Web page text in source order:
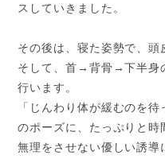
スしていきました。
その後は、寝た姿勢で、頭
そして、首→背骨→下半身
行います。
「じんわり体が緩むのを
のポーズに、たっぷりと時
無理をさせない優しい誘導